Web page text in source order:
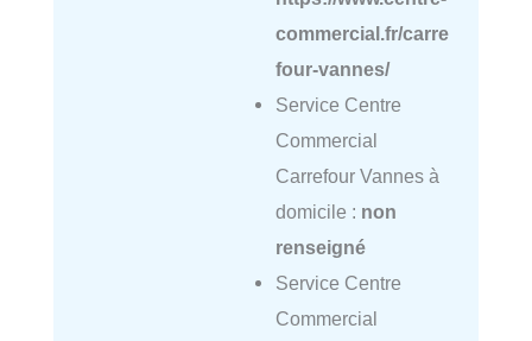
commercial.fr/carre
four-vannes/
Service Centre
Commercial
Carrefour Vannes à
domicile : non
renseigné
Service Centre
Commercial